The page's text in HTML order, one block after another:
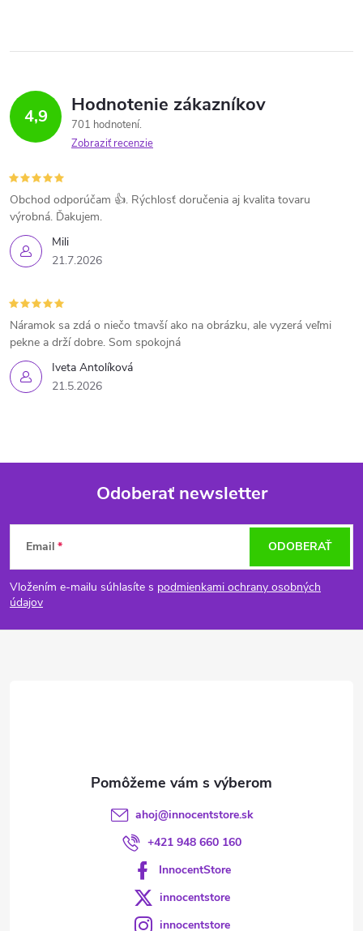
4,9 Hodnotenie zákazníkov
701 hodnotení
Zobraziť recenzie
Mili
21.7.2026
Obchod odporúčam 👍. Rýchlosť doručenia aj kvalita tovaru
výrobná. Ďakujem.
Iveta Antolíková
21.5.2026
Náramok sa zdá o niečo tmavší ako na obrázku, ale vyzerá veľmi
pekne a drží dobre. Som spokojná
Z
á
p
Odoberať newsletter
Email
Vložením e-mailu súhlasíte s podmienkami ochrany osobných
údajov
ODOBERAŤ
ahoj@innocentstore.sk
+421 948 660 160
InnocentStore
innocentstore
innocentstore